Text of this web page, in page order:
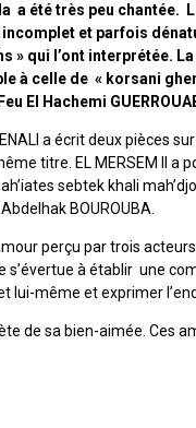
a été très peu chantée.
incomplet et parfois
» qui l’ont interprétée.
à celle de « korsani
El Hachemi
a écrit deux pièces
titre. EL MERSEM II a
sebtek khali
BOUROUBA.
perçu par trois
s’évertue à établir une
lui-même et exprimer
de sa bien-aimée. Ces